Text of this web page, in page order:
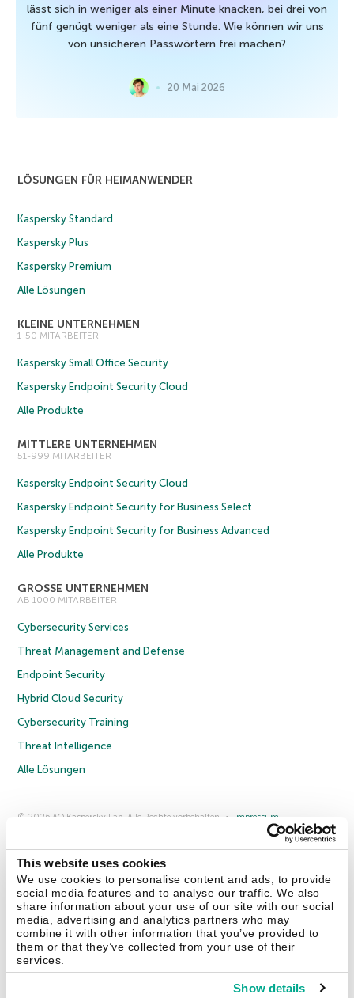
This website uses cookies
We use cookies to personalise content and ads, to provide
social media features and to analyse our traffic. We also
share information about your use of our site with our social
media, advertising and analytics partners who may
combine it with other information that you’ve provided to
them or that they’ve collected from your use of their
services.
Show details
lässt sich in weniger als einer Minute knacken, bei drei von
fünf genügt weniger als eine Stunde. Wie können wir uns
von unsicheren Passwörtern frei machen?
20 Mai 2026
LÖSUNGEN FÜR HEIMANWENDER
Kaspersky Standard
Kaspersky Plus
Kaspersky Premium
Alle Lösungen
KLEINE UNTERNEHMEN
1-50 MITARBEITER
Kaspersky Small Office Security
Kaspersky Endpoint Security Cloud
Alle Produkte
MITTLERE UNTERNEHMEN
51-999 MITARBEITER
Kaspersky Endpoint Security Cloud
Kaspersky Endpoint Security for Business Select
Kaspersky Endpoint Security for Business Advanced
Alle Produkte
GROSSE UNTERNEHMEN
AB 1000 MITARBEITER
Cybersecurity Services
Threat Management and Defense
Endpoint Security
Hybrid Cloud Security
Cybersecurity Training
Threat Intelligence
Alle Lösungen
© 2026 AO Kaspersky Lab. Alle Rechte vorbehalten.
Impressum
Lizenzvereinbarung B2B
Anmeldung zum Newsletter für B2B-Vertriebspartner
Kontakt Über uns Partner Blog
Weitere Informationen
Pressemitteilungen
Securelist Eugene Personal Blog Enzyklopädie